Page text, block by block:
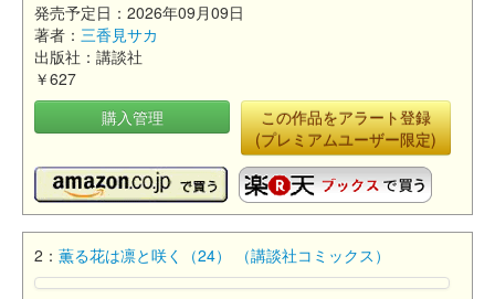
発売予定日：2026年09月09日
著者： 三香見サカ
出版社：講談社
￥627
購入管理
この作品をアラート登録
(プレミアムユーザー限定)
2： 薫る花は凛と咲く（24） （講談社コミックス）